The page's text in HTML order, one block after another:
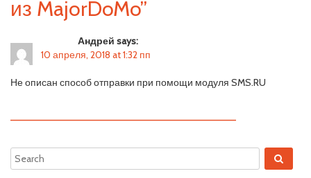
из MajorDoMo”
Андрей says:
10 апреля, 2018 at 1:32 пп
Не описан способ отправки при помощи модуля SMS.RU
—————————————————————————